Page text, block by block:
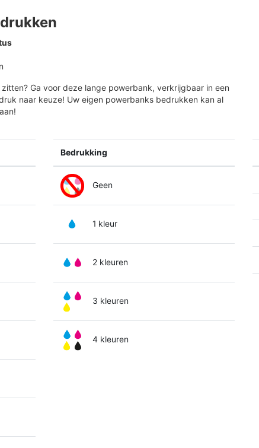
Ga voor deze lange powerbank, verkrijgbaar in een
naar keuze! Uw eigen powerbanks bedrukken kan al
Bedrukking
Geen
1 kleur
2 kleuren
3 kleuren
4 kleuren